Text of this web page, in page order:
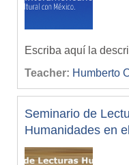
Escriba aquí la
Teacher: Humberto
Seminario de
Humanidades en